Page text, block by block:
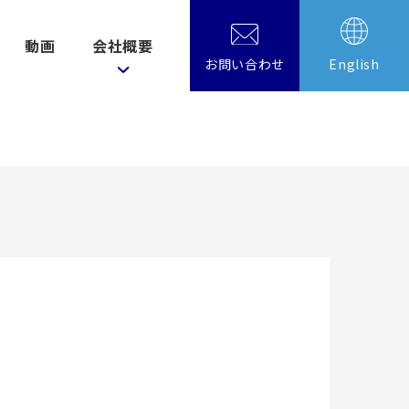
動画 会社概要
お問い合わせ English